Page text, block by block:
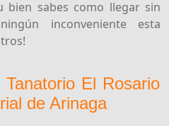
bien sabes como llegar sin
inconveniente esta
El Rosario
de Arinaga